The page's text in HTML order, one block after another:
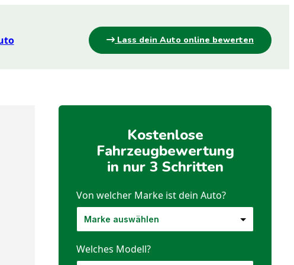
Lass dein Auto online bewerten
Kostenlose
Fahrzeugbewertung
in nur 3 Schritten
Von welcher Marke ist dein Auto?
Welches Modell?